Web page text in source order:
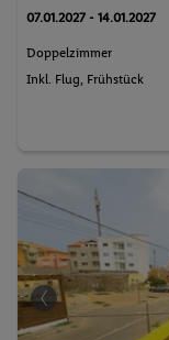
07.01.2027 - 14.01.2027
Doppelzimmer
Inkl. Flug, Frühstück